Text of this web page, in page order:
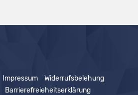
Impressum
Widerrufsbelehung
Barrierefreieheitserklärung